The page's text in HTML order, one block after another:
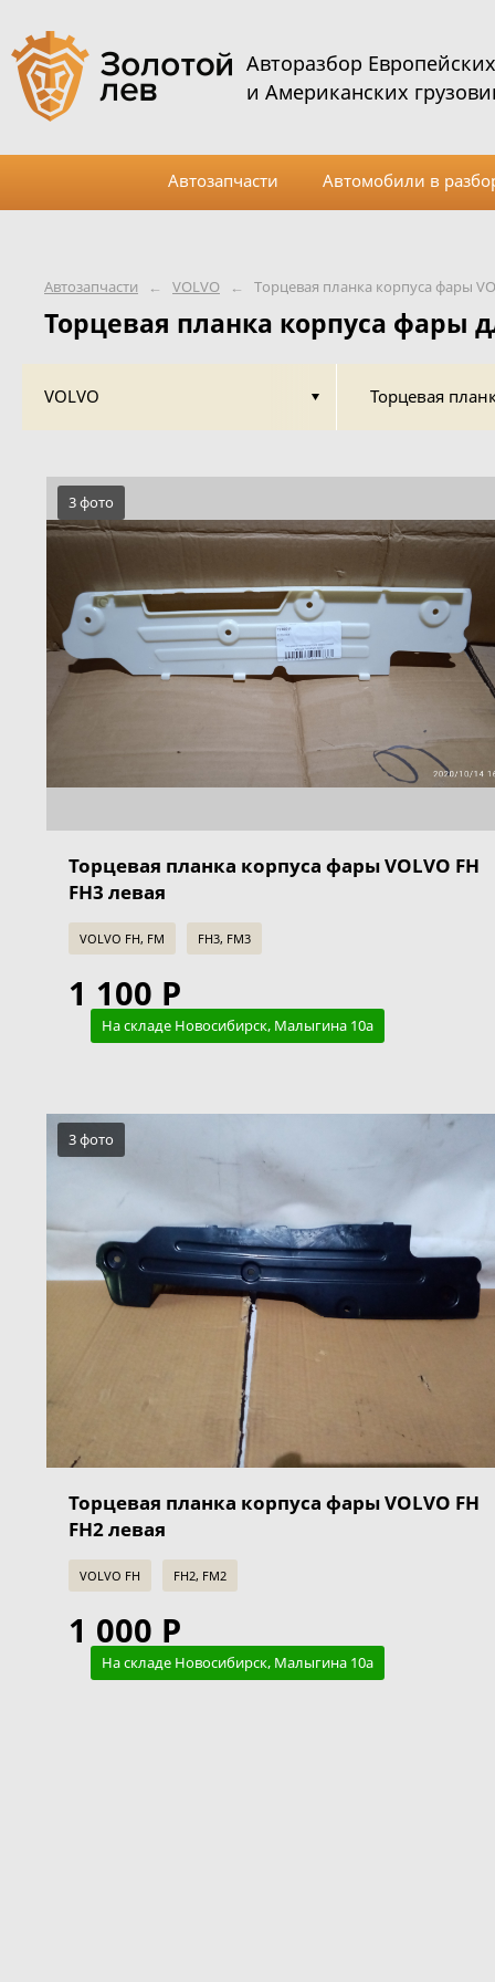
Автозапчасти ← VOLVO ← Торцевая планка корпуса фары
Торцевая планка корпуса фары
VOLVO Торцевая
3 фото
Торцевая планка корпуса фары VOLVO FH
FH3 левая
VOLVO FH, FM FH3, FM3
1 100 Р
На складе Новосибирск, Малыгина 10а
3 фото
Торцевая планка корпуса фары VOLVO FH
FH2 левая
VOLVO FH FH2, FM2
1 000 Р
На складе Новосибирск, Малыгина 10а
Авторазбор Европейских
и Американских
Автозапчасти Автомобили в